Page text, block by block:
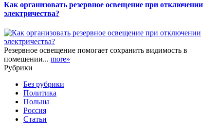
Как организовать резервное освещение при отключении
электричества?
Резервное освещение помогает сохранить видимость в
помещении... more»
Рубрики
Без рубрики
Политика
Польша
Россия
Статьи